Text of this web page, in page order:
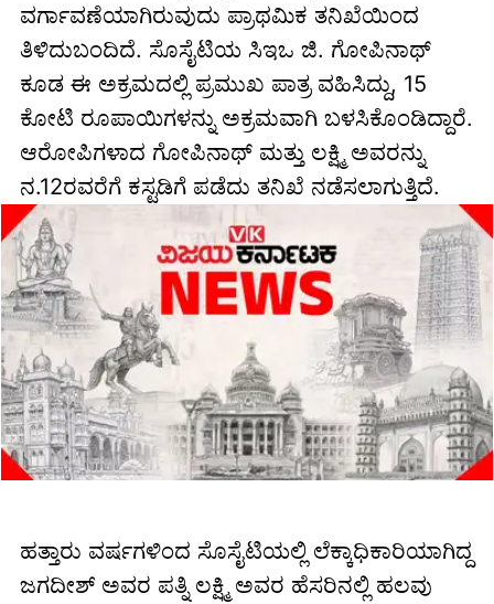
ವರ್ಗಾವಣೆಯಾಗಿರುವುದು ಪ್ರಾಥಮಿಕ ತನಿಖೆಯಿಂದ
ತಿಳಿದುಬಂದಿದೆ. ಸೊಸೈಟಿಯ ಸಿಇಒ ಜಿ. ಗೋಪಿನಾಥ್
ಕೂಡ ಈ ಅಕ್ರಮದಲ್ಲಿ ಪ್ರಮುಖ ಪಾತ್ರ ವಹಿಸಿದ್ದು, 15
ಕೋಟಿ ರೂಪಾಯಿಗಳನ್ನು ಅಕ್ರಮವಾಗಿ ಬಳಸಿಕೊಂಡಿದ್ದಾರೆ.
ಆರೋಪಿಗಳಾದ ಗೋಪಿನಾಥ್ ಮತ್ತು ಲಕ್ಷ್ಮಿ ಅವರನ್ನು
ನ.12ರವರೆಗೆ ಕಸ್ಟಡಿಗೆ ಪಡೆದು ತನಿಖೆ ನಡೆಸಲಾಗುತ್ತಿದೆ.
ಹತ್ತಾರು ವರ್ಷಗಳಿಂದ ಸೊಸೈಟಿಯಲ್ಲಿ ಲೆಕ್ಕಾಧಿಕಾರಿಯಾಗಿದ್ದ
ಜಗದೀಶ್ ಅವರ ಪತ್ನಿ ಲಕ್ಷ್ಮಿ ಅವರ ಹೆಸರಿನಲ್ಲಿ ಹಲವು